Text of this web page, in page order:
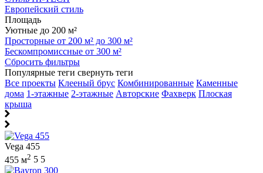
Европейский стиль
Площадь
Уютные до 200 м²
Просторные от 200 м² до 300 м²
Бескомпромиссные от 300 м²
Сбросить фильтры
Популярные теги свернуть теги
Все проекты Клееный брус Комбинированные Каменные
дома 1-этажные 2-этажные Авторские Фахверк Плоская
крыша
Vega 455
455 м2 5 5